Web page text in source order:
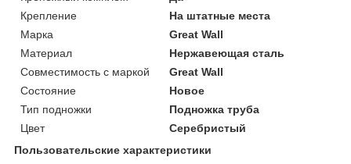
Крепление
На штатные места
Марка
Great Wall
Материал
Нержавеющая сталь
Совместимость с маркой
Great Wall
Состояние
Новое
Тип подножки
Подножка труба
Цвет
Серебристый
Пользовательские характеристики